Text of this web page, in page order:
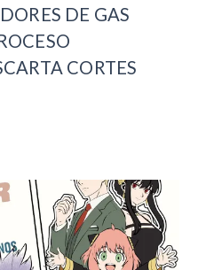
DE GAS
CORTES